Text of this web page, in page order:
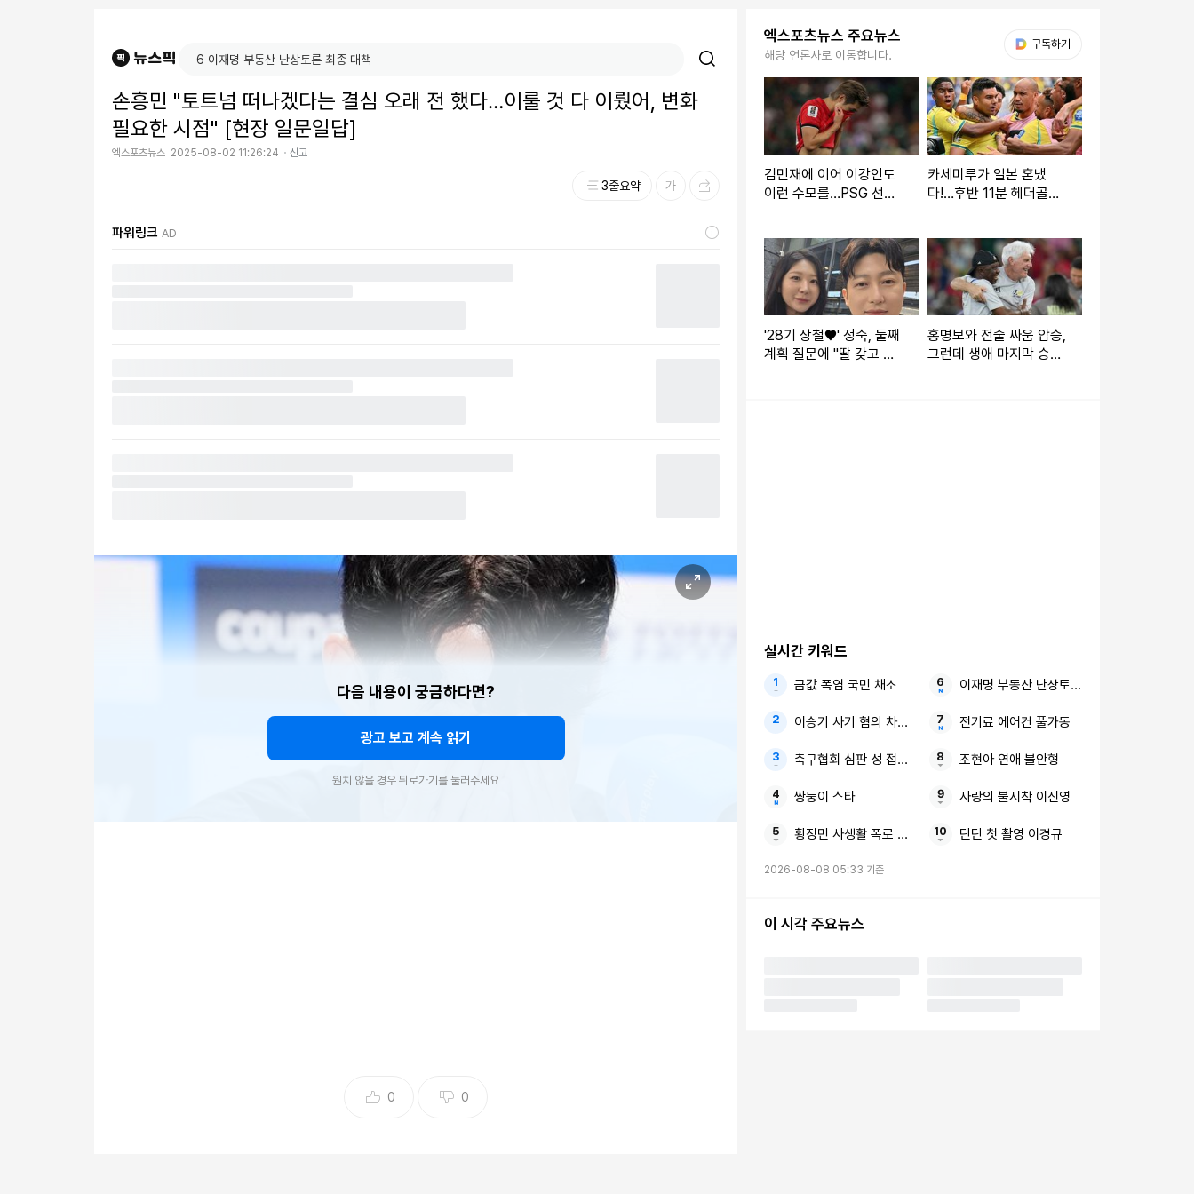
손흥민 "토트넘 떠나겠다는 결심 오래 전 했다…이룰 것 다 이뤘어, 변화
필요한 시점" [현장 일문일답]
엑스포츠뉴스 2025-08-02 11:26:24 신고
3줄요약
파워링크 AD
손흥민이 토트넘을 떠난다. 어느 정도 예상된 일이었지만 손흥민 스스로 이렇게 기습 발표할 것으로 본
다음 내용이 궁금하다면?
광고 보고 계속 읽기
원치 않을 경우 뒤로가기를 눌러주세요
0 0
엑스포츠뉴스 주요뉴스
해당 언론사로 이동합니다.
구독하기
김민재에 이어 이강인도
이런 수모를…PSG 선수
카세미루가 일본 혼냈
다!…후반 11분 헤더골
'28기 상철♥' 정숙, 둘째
계획 질문에 "딸 갖고 싶
홍명보와 전술 싸움 압승,
그런데 생애 마지막 승리
실시간 키워드
금값 폭염 국민 채소
이승기 사기 혐의 차가원
축구협회 심판 성 접대 2억원대 횡령
쌍둥이 스타
황정민 사생활 폭로 임신 축하 전화
이재명 부동산 난상토론 최종 대책
전기료 에어컨 풀가동
조현아 연애 불안형
사랑의 불시착 이신영
딘딘 첫 촬영 이경규
2026-08-08 05:33 기준
이 시각 주요뉴스